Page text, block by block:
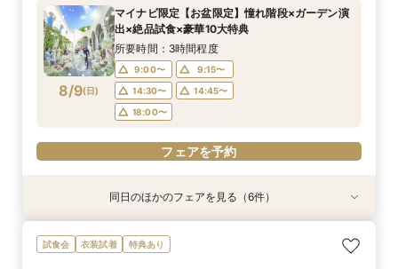
8/8(土 )
9:00〜
9:15〜
14:30〜
18:00〜
フェアを予約
8/8(土 )
9:15〜
14:30〜
18:00〜
フェアを予約
8/8(土 )
9:15〜
14:30〜
14:45〜
18:00〜
フェアを予約
8/8(土 )
13:00〜 13:30〜
フェアを予約
8/8(土 )
9:00〜
9:15〜
14:30〜
フェアを予約
8/8(土 )
9:15〜
14:30〜
18:00〜
フェアを予約
8/9(日)
マイナビ限定【お盆限定】憧れ階段×ガーデン演
出×絶品試食×豪華10大特典
所要時間：3時間程度
9:00〜
9:15〜
14:30〜
14:45〜
18:00〜
フェアを予約
衣装試着 特典あり 動画あり
＜初めての式場見学＞心躍る花嫁の第一歩♪ゆっ
たり相談＆見学会
衣装試着 特典あり
【10名～におすすめ*少人数W★】挙式×贅沢試
食×おもてなし体験
衣装試着 特典あり
大好評♪ペット婚【支持率NO,1】ペットも安心
W*相談会
【遠方の方◎オンライン相談会】スマホで簡単！
豪華5大特典付き
衣装試着 特典あり
【料理重視の方◎】シェフ渾身コース試食＆おも
てなし料理特典
衣装試着 特典あり
「即決ナシ」予算のリアル大公開！本番コーデ×
人気ドレス優待付
同日のほかのフェアを見る（6件）
試食会 衣装試着 特典あり